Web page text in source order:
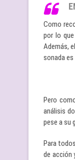
Como
por lo
Además,
sonada
Pero
análisis
pese a su
Para
de acción